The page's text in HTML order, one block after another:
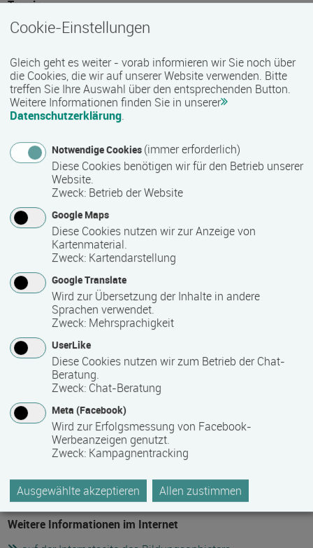
Termin
31.08.2026 - 11.09.2026
Mindest­teilnehmer­anzahl
1
Maximale Teilnehmerzahl
Teilnahmegebühr
1.690,00 €
(wird nicht durch das Bildungsfreistellungsgesetz erstattet)
Hinweis des Datenbankbetreibers: Bitte erfragen Sie beim
Anbieter eventuell auftretende Nebenkosten!
Fördermöglichkeiten
Bildungsfreistellung (Bildungsurlaub)
variiert je nach Fachgebiet
Weitere Informationen im Internet
Cookie-Einstellungen
Gleich geht es weiter - vorab informieren wir Sie noch über
die Cookies, die wir auf unserer Website verwenden. Bitte
treffen Sie Ihre Auswahl über den entsprechenden Button.
Weitere Informationen finden Sie in unserer
Datenschutzerklärung.
Notwendige Cookies (immer erforderlich)
Diese Cookies benötigen wir für den Betrieb unserer
Website.
Zweck: Betrieb der Website
Google Maps
Diese Cookies nutzen wir zur Anzeige von
Kartenmaterial.
Zweck: Kartendarstellung
Google Translate
Wird zur Übersetzung der Inhalte in andere
Sprachen verwendet.
Zweck: Mehrsprachigkeit
UserLike
Diese Cookies nutzen wir zum Betrieb der Chat-
Beratung.
Zweck: Chat-Beratung
Meta (Facebook)
Wird zur Erfolgsmessung von Facebook-
Werbeanzeigen genutzt.
Zweck: Kampagnentracking
Ausgewählte akzeptieren Allen zustimmen